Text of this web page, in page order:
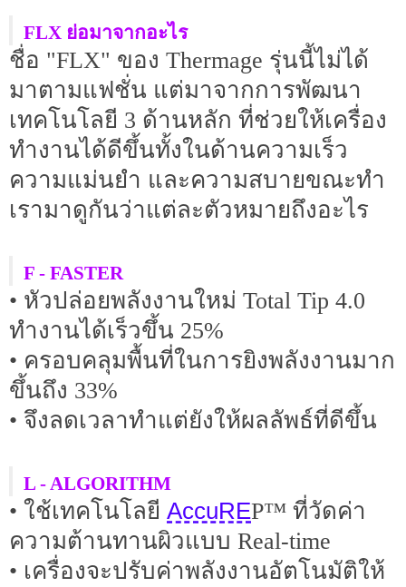
FLX ย่อมาจากอะไร
ชื่อ "FLX" ของ Thermage รุ่นนี้ไม่ได้
มาตามแฟชั่น แต่มาจากการพัฒนา
เทคโนโลยี 3 ด้านหลัก ที่ช่วยให้เครื่อง
ทำงานได้ดีขึ้นทั้งในด้านความเร็ว
ความแม่นยำ และความสบายขณะทำ
เรามาดูกันว่าแต่ละตัวหมายถึงอะไร
F - FASTER
• หัวปล่อยพลังงานใหม่ Total Tip 4.0
ทำงานได้เร็วขึ้น 25%
• ครอบคลุมพื้นที่ในการยิงพลังงานมาก
ขึ้นถึง 33%
• จึงลดเวลาทำแต่ยังให้ผลลัพธ์ที่ดีขึ้น
L - ALGORITHM
• ใช้เทคโนโลยี AccuREP™ ที่วัดค่า
ความต้านทานผิวแบบ Real-time
• เครื่องจะปรับค่าพลังงานอัตโนมัติให้